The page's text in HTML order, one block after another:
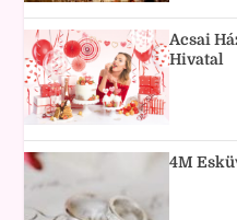
Acsai
Hivatal
4M